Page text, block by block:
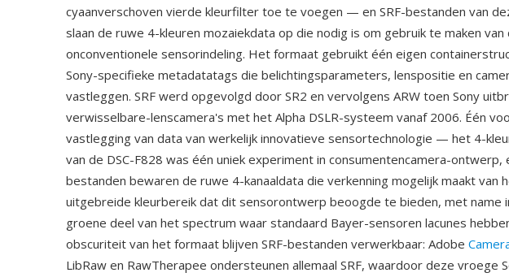
cyaanverschoven vierde kleurfilter toe te voegen — en SRF-bestanden van
slaan de ruwe 4-kleuren mozaiekdata op die nodig is om gebruik te maken van
onconventionele sensorindeling. Het formaat gebruikt één eigen
Sony-specifieke metadatatags die belichtingsparameters, lenspositie en
vastleggen. SRF werd opgevolgd door SR2 en vervolgens ARW toen Sony
verwisselbare-lenscamera's met het Alpha DSLR-systeem vanaf 2006. Één
vastlegging van data van werkelijk innovatieve sensortechnologie — het 4-
van de DSC-F828 was één uniek experiment in consumentencamera-ontwerp,
bestanden bewaren de ruwe 4-kanaaldata die verkenning mogelijk maakt van
uitgebreide kleurbereik dat dit sensorontwerp beoogde te bieden, met name
groene deel van het spectrum waar standaard Bayer-sensoren lacunes
obscuriteit van het formaat blijven SRF-bestanden verwerkbaar: Adobe
LibRaw en RawTherapee ondersteunen allemaal SRF, waardoor deze vroege